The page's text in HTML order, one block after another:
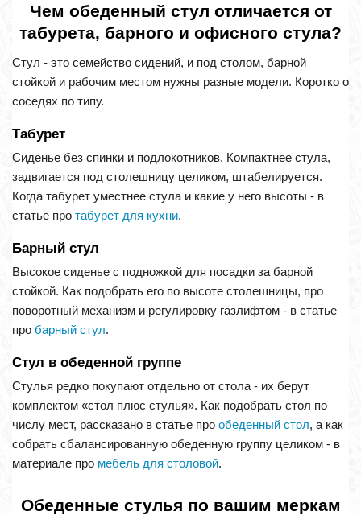
Чем обеденный стул отличается от
табурета, барного и офисного стула?
Стул - это семейство сидений, и под столом, барной
стойкой и рабочим местом нужны разные модели. Коротко о
соседях по типу.
Табурет
Сиденье без спинки и подлокотников. Компактнее стула,
задвигается под столешницу целиком, штабелируется.
Когда табурет уместнее стула и какие у него высоты - в
статье про табурет для кухни.
Барный стул
Высокое сиденье с подножкой для посадки за барной
стойкой. Как подобрать его по высоте столешницы, про
поворотный механизм и регулировку газлифтом - в статье
про барный стул.
Стул в обеденной группе
Стулья редко покупают отдельно от стола - их берут
комплектом «стол плюс стулья». Как подобрать стол по
числу мест, рассказано в статье про обеденный стол, а как
собрать сбалансированную обеденную группу целиком - в
материале про мебель для столовой.
Обеденные стулья по вашим меркам